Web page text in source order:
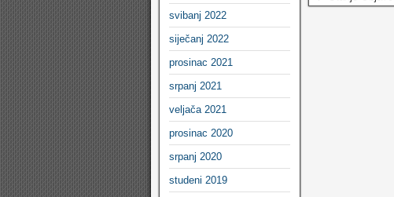
svibanj 2022
siječanj 2022
prosinac 2021
srpanj 2021
veljača 2021
prosinac 2020
srpanj 2020
studeni 2019